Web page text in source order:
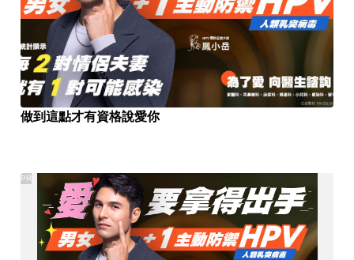
做到這點才有資格說愛你
PR